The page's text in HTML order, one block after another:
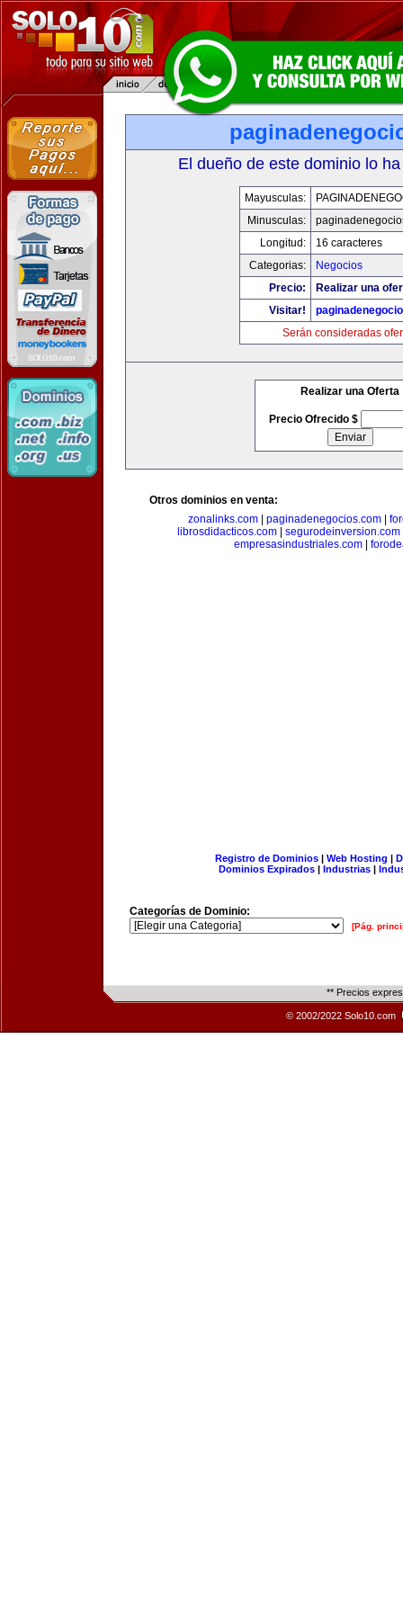
El dueño de este dominio lo
Mayusculas:
Minusculas:
Longitud:
16 caracteres
Categorias:
Negocios
Precio:
Realizar una
Visitar!
Serán consideradas
Realizar una Oferta
Precio Ofrecido $
Otros dominios en venta:
zonalinks.com| paginadenegocios.com|
librosdidacticos.com| segurodeinversion.com
empresasindustriales.com|
Registro de Dominios| Web Hosting |
Dominios Expirados | Industrias |
Categorías de Dominio:
[Pág.
** Precios
© 2002/2022 Solo10.com